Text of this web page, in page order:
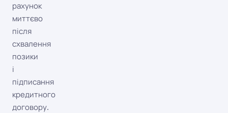
рахунок
миттєво
після
схвалення
позики
і
підписання
кредитного
договору.